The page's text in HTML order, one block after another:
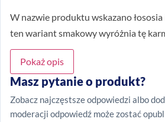
W nazwie produktu wskazano łososia
ten wariant smakowy wyróżnia tę
Pokaż opis
Masz pytanie o produkt?
Zobacz najczęstsze odpowiedzi albo
moderacji odpowiedź może zostać